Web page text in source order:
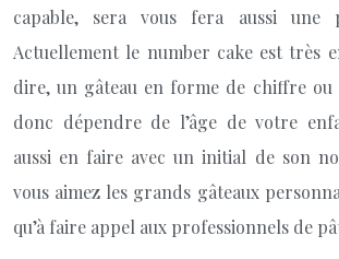
capable, sera vous fera aussi une
Actuellement le number cake est très
dire, un gâteau en forme de chiffre ou
donc dépendre de l’âge de votre
aussi en faire avec un initial de son
vous aimez les grands gâteaux
qu’à faire appel aux professionnels de